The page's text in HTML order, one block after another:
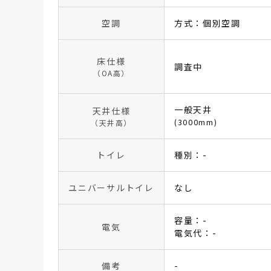
空調 方式：個別空調
床仕様
（OA高）
調査中
天井仕様
（天井高）
一般天井
(3000mm)
トイレ 種別：-
ユニバーサルトイレ なし
電気
容量：-
電気代：-
備考 -